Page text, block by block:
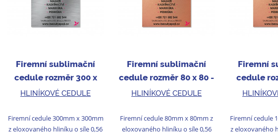
Firemní sublimační
cedule rozměr 300 x
300 - stříbro
HLINÍKOVÉ CEDULE
Firemní cedule 300mm x 300mm
z eloxovaného hliníku o síle 0,56
Firemní sublimační
cedule rozměr 80 x 80 -
bronz
HLINÍKOVÉ CEDULE
Firemní cedule 80mm x 80mm z
eloxovaného hliníku o síle 0,56
Firemní
cedule
100 -
Firemní cedule
z eloxovaného